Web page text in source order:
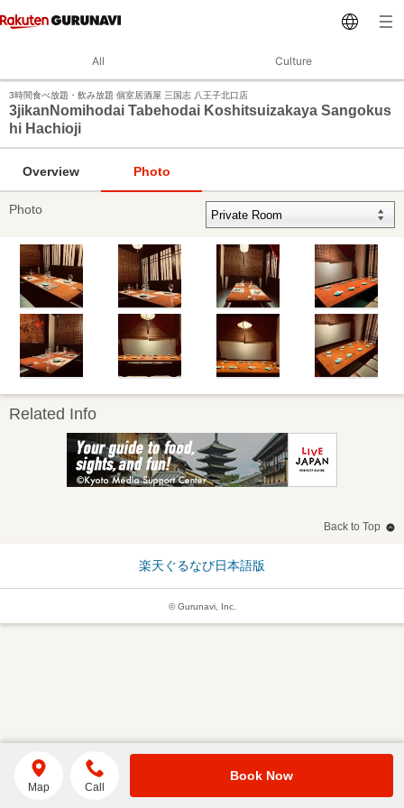
All Culture
3時間食べ放題・飲み放題 個室居酒屋 三国志 八王子北口店
3jikanNomihodai Tabehodai Koshitsuizakaya Sangokus
hi Hachioji
Overview Photo
Photo
Related Info
Back to Top
楽天ぐるなび日本語版
© Gurunavi, Inc.
Map Call
Book Now